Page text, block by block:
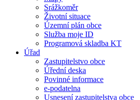
Srážkoměr
Životní situace
Územní plán obce
Služba moje ID
Programová skladba KT
Úřad
Zastupitelstvo obce
Úřední deska
Povinné informace
e-podatelna
Usnesení zastupitelstva obce